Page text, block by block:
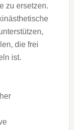
z‬u ersetzen.
d‬ie frei
ist.